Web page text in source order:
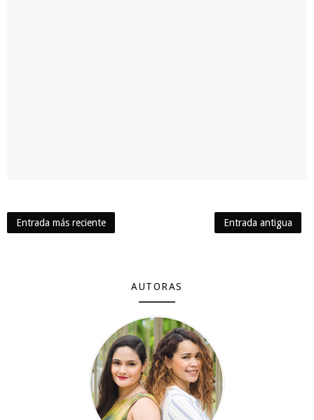
Entrada más reciente Entrada antigua
AUTORAS